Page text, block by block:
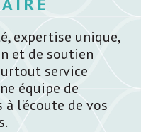
expertise unique,
et de soutien
service
équipe de
l'écoute de vos